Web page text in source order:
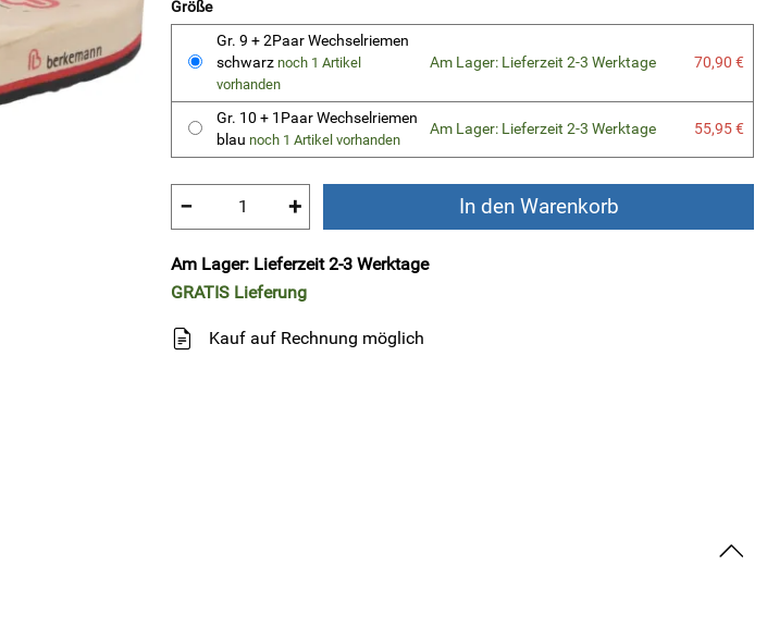
Größe
Gr. 9 + 2Paar Wechselriemen
schwarz noch 1 Artikel
vorhanden
Am Lager: Lieferzeit 2-3 Werktage 70,90 €
Gr. 10 + 1Paar Wechselriemen
blau noch 1 Artikel vorhanden
Am Lager: Lieferzeit 2-3 Werktage 55,95 €
− + In den Warenkorb
Am Lager: Lieferzeit 2-3 Werktage
GRATIS Lieferung
Kauf auf Rechnung möglich